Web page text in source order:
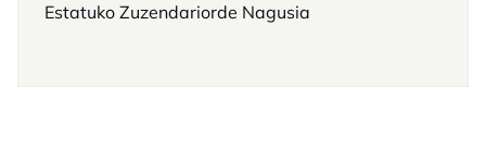
Estatuko Zuzendariorde Nagusia